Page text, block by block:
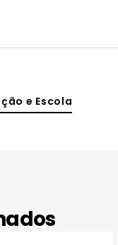
e Escola